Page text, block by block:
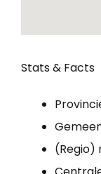
Stats & Facts
(Regio)